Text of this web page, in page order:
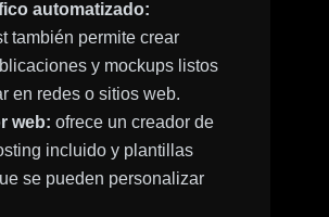
automatizado:
también permite crear
y mockups listos
en redes o sitios web.
web: ofrece un creador de
incluido y plantillas
se pueden personalizar